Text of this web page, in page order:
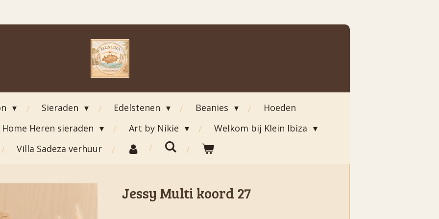
Sieraden Edelstenen Beanies
Hoeden
Home Heren sieraden Art by Nikie
Welkom bij Klein Ibiza
Villa Sadeza verhuur
Jessy Multi koord 27